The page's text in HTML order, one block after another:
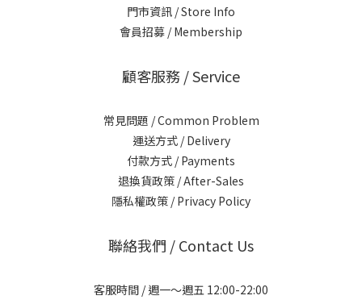
門市資訊 / Store Info
會員招募 / Membership
顧客服務 / Service
常見問題 / Common Problem
運送方式 / Delivery
付款方式 / Payments
退換貨政策 / After-Sales
隱私權政策 / Privacy Policy
聯絡我們 / Contact Us
客服時間 / 週一～週五 12:00-22:00